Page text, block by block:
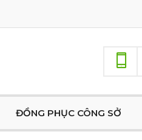
ĐỒNG PHỤC CÔNG SỞ